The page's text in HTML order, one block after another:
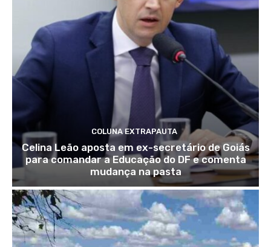
COLUNA EXTRAPAUTA
Celina Leão aposta em ex-secretário de Goiás
para comandar a Educação do DF e comenta
mudança na pasta